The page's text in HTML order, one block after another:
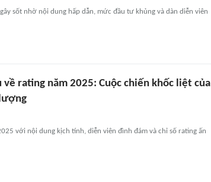
sốt nhờ nội dung hấp dẫn, mức đầu tư khủng và dàn diễn viên
rating năm 2025: Cuộc chiến khốc liệt của
với nội dung kịch tính, diễn viên đình đám và chỉ số rating ấn